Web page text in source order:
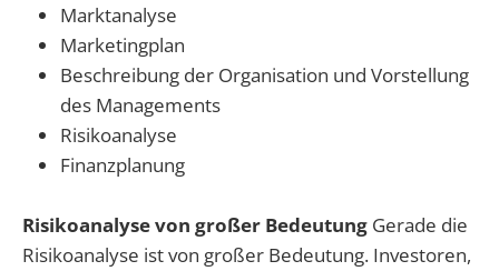
Marktanalyse
Marketingplan
Beschreibung der Organisation und Vorstellung
des Managements
Risikoanalyse
Finanzplanung
Risikoanalyse von großer Bedeutung Gerade die
Risikoanalyse ist von großer Bedeutung. Investoren,